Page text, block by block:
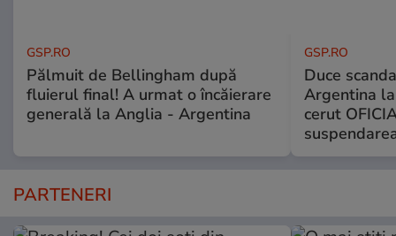
GSP.RO
Pălmuit de Bellingham după
fluierul final! A urmat o încăierare
generală la Anglia - Argentina
GSP.RO
Duce
Argentina
cerut
PARTENERI